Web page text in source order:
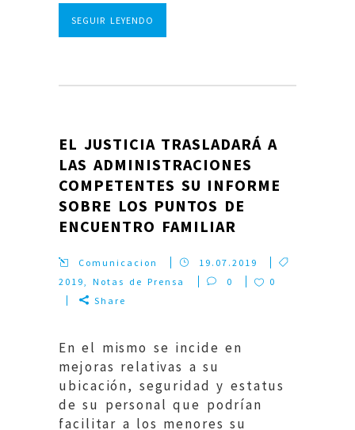
SEGUIR LEYENDO
EL JUSTICIA TRASLADARÁ A
LAS ADMINISTRACIONES
COMPETENTES SU INFORME
SOBRE LOS PUNTOS DE
ENCUENTRO FAMILIAR
Comunicacion
19.07.2019
2019,Notas de Prensa 0
0
Share
En el mismo se incide en
mejoras relativas a su
ubicación, seguridad y estatus
de su personal que podrían
facilitar a los menores su